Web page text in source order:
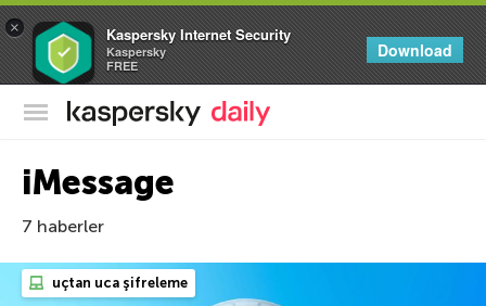
× Kaspersky Internet Security
Kaspersky
FREE
Download
Kaspersky Resmi Blogu
iMessage
7 haberler
uçtan uca şifreleme